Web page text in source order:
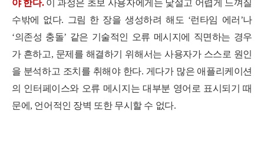
야 한다. 이 과정은 초보 사용자에게는 낯설고 어렵게 느껴질
수밖에 없다. 그림 한 장을 생성하려 해도 ‘런타임 에러’나
‘의존성 충돌’ 같은 기술적인 오류 메시지에 직면하는 경우
가 흔하고, 문제를 해결하기 위해서는 사용자가 스스로 원인
을 분석하고 조치를 취해야 한다. 게다가 많은 애플리케이션
의 인터페이스와 오류 메시지는 대부분 영어로 표시되기 때
문에, 언어적인 장벽 또한 무시할 수 없다.